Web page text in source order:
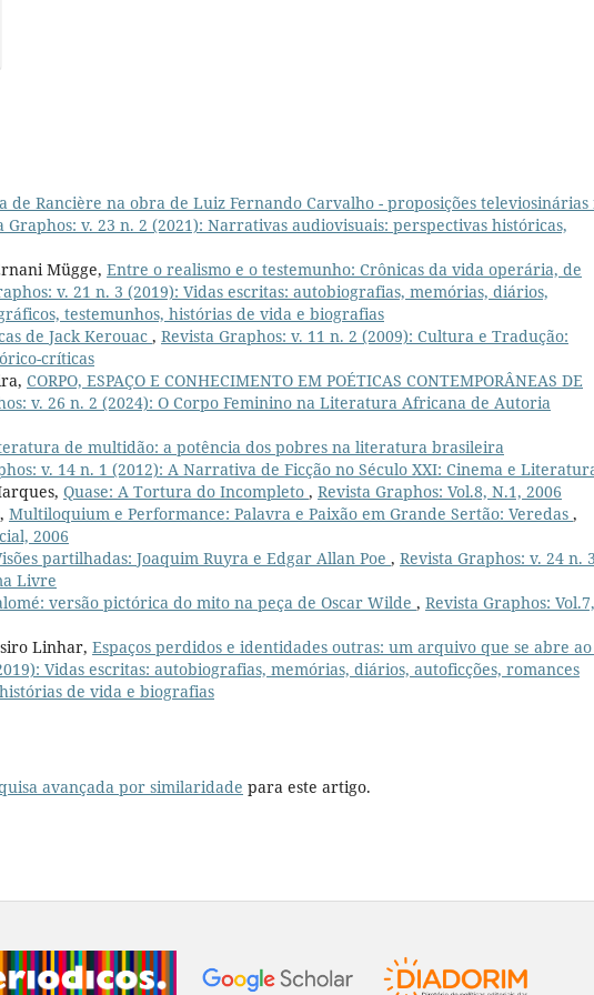
de Rancière na obra de Luiz Fernando Carvalho - proposições televiosinárias
Graphos: v. 23 n. 2 (2021): Narrativas audiovisuais: perspectivas históricas,
Mügge, Entre o realismo e o testemunho: Crônicas da vida operária, de
v. 21 n. 3 (2019): Vidas escritas: autobiografias, memórias, diários,
testemunhos, histórias de vida e biografias
de Jack Kerouac , Revista Graphos: v. 11 n. 2 (2009): Cultura e Tradução:
críticas
CORPO, ESPAÇO E CONHECIMENTO EM POÉTICAS CONTEMPORÂNEAS DE
v. 26 n. 2 (2024): O Corpo Feminino na Literatura Africana de Autoria
de multidão: a potência dos pobres na literatura brasileira
v. 14 n. 1 (2012): A Narrativa de Ficção no Século XXI: Cinema e
Quase: A Tortura do Incompleto , Revista Graphos: Vol.8, N.1, 2006
Multiloquium e Performance: Palavra e Paixão em Grande Sertão: Veredas ,
2006
partilhadas: Joaquim Ruyra e Edgar Allan Poe , Revista Graphos: v. 24 n.
Livre
versão pictórica do mito na peça de Oscar Wilde , Revista Graphos: Vol.7,
Linhar, Espaços perdidos e identidades outras: um arquivo que se abre
Vidas escritas: autobiografias, memórias, diários, autoficções, romances
de vida e biografias
avançada por similaridade para este artigo.